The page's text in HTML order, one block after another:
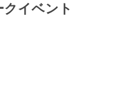
クイベント